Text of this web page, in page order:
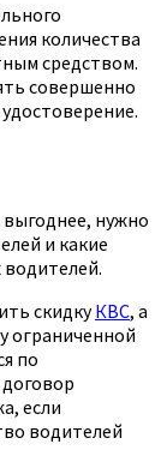
количества
средством.
совершенно
нужно
и какие
скидкуКВС, а
ограниченной
по
если
водителей